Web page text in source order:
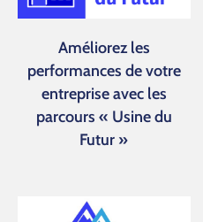
Améliorez les
performances de votre
entreprise avec les
parcours « Usine du
Futur »